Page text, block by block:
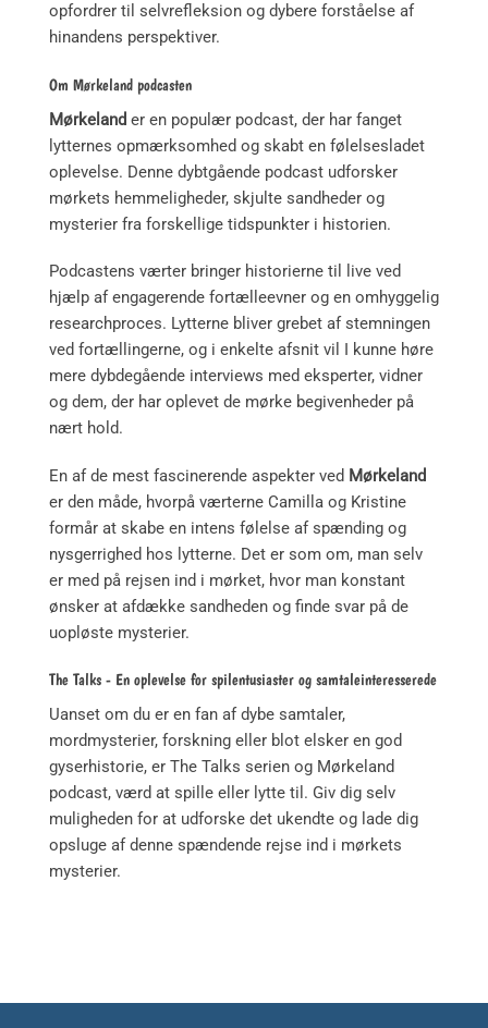
opfordrer til selvrefleksion og dybere forståelse af
hinandens perspektiver.
Om Mørkeland podcasten
Mørkeland er en populær podcast, der har fanget
lytternes opmærksomhed og skabt en følelsesladet
oplevelse. Denne dybtgående podcast udforsker
mørkets hemmeligheder, skjulte sandheder og
mysterier fra forskellige tidspunkter i historien.
Podcastens værter bringer historierne til live ved
hjælp af engagerende fortælleevner og en omhyggelig
researchproces. Lytterne bliver grebet af stemningen
ved fortællingerne, og i enkelte afsnit vil I kunne høre
mere dybdegående interviews med eksperter, vidner
og dem, der har oplevet de mørke begivenheder på
nært hold.
En af de mest fascinerende aspekter ved Mørkeland
er den måde, hvorpå værterne Camilla og Kristine
formår at skabe en intens følelse af spænding og
nysgerrighed hos lytterne. Det er som om, man selv
er med på rejsen ind i mørket, hvor man konstant
ønsker at afdække sandheden og finde svar på de
uopløste mysterier.
The Talks - En oplevelse for spilentusiaster og samtaleinteresserede
Uanset om du er en fan af dybe samtaler,
mordmysterier, forskning eller blot elsker en god
gyserhistorie, er The Talks serien og Mørkeland
podcast, værd at spille eller lytte til. Giv dig selv
muligheden for at udforske det ukendte og lade dig
opsluge af denne spændende rejse ind i mørkets
mysterier.